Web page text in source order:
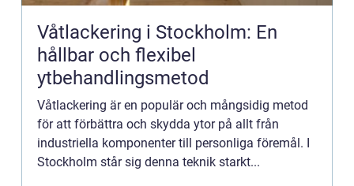
Våtlackering i Stockholm: En
hållbar och flexibel
ytbehandlingsmetod
Våtlackering är en populär och mångsidig metod
för att förbättra och skydda ytor på allt från
industriella komponenter till personliga föremål. I
Stockholm står sig denna teknik starkt...